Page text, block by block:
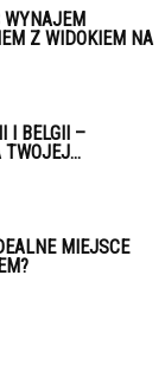
WYNAJEM
Z WIDOKIEM NA
I BELGII –
TWOJEJ...
MIEJSCE